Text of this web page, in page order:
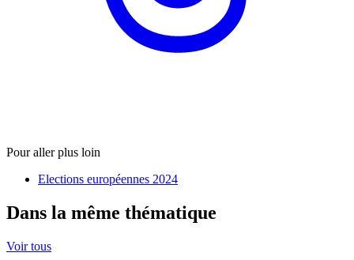
Pour aller plus loin
Elections européennes 2024
Dans la même thématique
Voir tous